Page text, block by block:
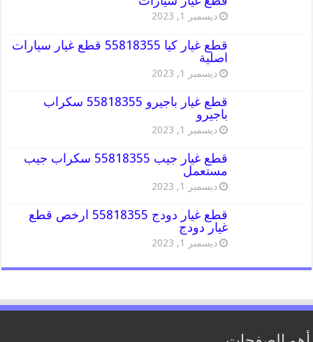
ديسمبر 1, 2023
قطع غيار كيا 55818355 قطع غيار سيارات
اصلية
ديسمبر 1, 2023
قطع غيار باجيرو 55818355 سكراب
باجيرو
ديسمبر 1, 2023
قطع غيار جيب 55818355 سكراب جيب
مستعمل
ديسمبر 1, 2023
قطع غيار دودج 55818355 ارخص قطع
غيار دودج
ديسمبر 1, 2023